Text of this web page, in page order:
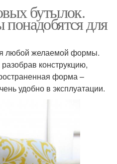
бутылок.
для
любой желаемой формы.
конструкцию,
форма –
удобно в эксплуатации.